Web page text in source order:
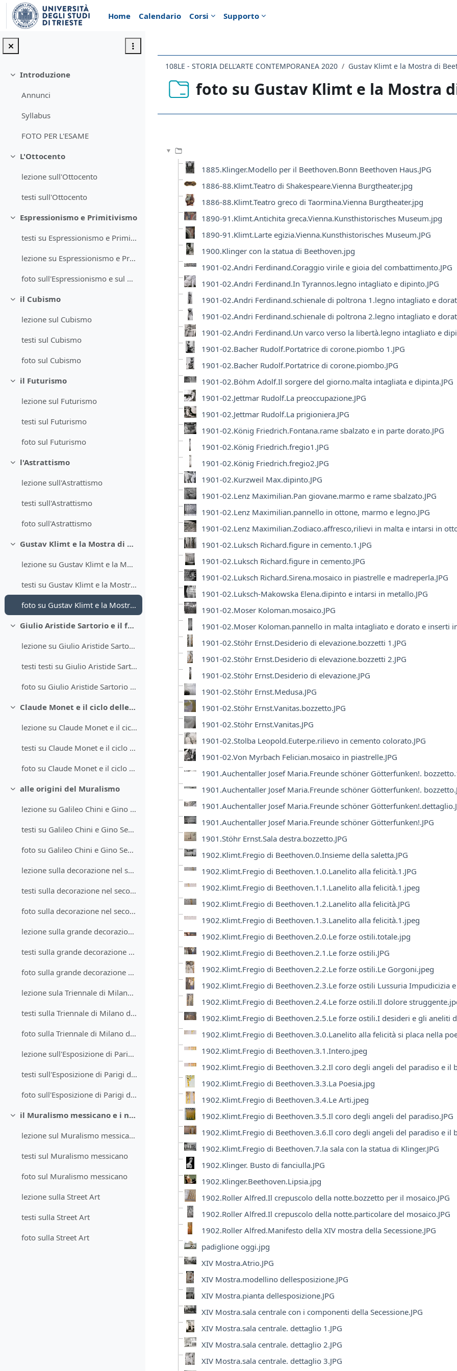
Vai al contenuto principale
Home
Calendario Corsi Supporto
Minimizza
Introduzione
Annunci
Syllabus
FOTO PER L'ESAME
Minimizza
L'Ottocento
lezione sull'Ottocento
testi sull'Ottocento
Minimizza
Espressionismo e Primitivismo
testi su Espressionismo e Primitivismo
lezione su Espressionismo e Primitivismo
foto sull'Espressionismo e sul Primitivismo
Minimizza
il Cubismo
lezione sul Cubismo
testi sul Cubismo
foto sul Cubismo
Minimizza
il Futurismo
lezione sul Futurismo
testi sul Futurismo
foto sul Futurismo
Minimizza
l'Astrattismo
lezione sull'Astrattismo
testi sull'Astrattismo
foto sull'Astrattismo
Minimizza
Gustav Klimt e la Mostra di Beethoven
lezione su Gustav Klimt e la Mostra di Beethoven
testi su Gustav Klimt e la Mostra di Beethoven
foto su Gustav Klimt e la Mostra di Beethoven
Minimizza
Giulio Aristide Sartorio e il fregio di Montecitorio
lezione su Giulio Aristide Sartorio e il fregio di Montecitorio
testi testi su Giulio Aristide Sartorio e il fregio di Montecitorio
foto su Giulio Aristide Sartorio e il fregio di Montecitorio
Minimizza
Claude Monet e il ciclo delle Ninfee
lezione su Claude Monet e il ciclo delle Ninfee
testi su Claude Monet e il ciclo delle Ninfee
foto su Claude Monet e il ciclo delle Ninfee
Minimizza
alle origini del Muralismo
lezione su Galileo Chini e Gino Severini
testi su Galileo Chini e Gino Severini
foto su Galileo Chini e Gino Severini
lezione sulla decorazione nel secondo Futurismo
testi sulla decorazione nel secondo Futurismo
foto sulla decorazione nel secondo Futurismo
lezione sulla grande decorazione negli anni Trenta
testi sulla grande decorazione negli anni Trenta
foto sulla grande decorazione negli anni Trenta
lezione sula Triennale di Milano del 1933
testi sulla Triennale di Milano del 1933
foto sulla Triennale di Milano del 1933
lezione sull'Esposizione di Parigi del 1937
testi sull'Esposizione di Parigi del 1937
foto sull'Esposizione di Parigi del 1937
Minimizza
il Muralismo messicano e i nuovi linguaggi
lezione sul Muralismo messicano
testi sul Muralismo messicano
foto sul Muralismo messicano
lezione sulla Street Art
testi sulla Street Art
foto sulla Street Art
108LE - STORIA DELL'ARTE CONTEMPORANEA 2020 Gustav Klimt e la Mostra di
foto su Gustav Klimt e la Mostra
1885.Klinger.Modello per il Beethoven.Bonn Beethoven Haus.JPG
1886-88.Klimt.Teatro di Shakespeare.Vienna Burgtheater.jpg
1886-88.Klimt.Teatro greco di Taormina.Vienna Burgtheater.jpg
1890-91.Klimt.Antichita greca.Vienna.Kunsthistorisches Museum.jpg
1890-91.Klimt.Larte egizia.Vienna.Kunsthistorisches Museum.JPG
1900.Klinger con la statua di Beethoven.jpg
1901-02.Andri Ferdinand.Coraggio virile e gioia del combattimento.JPG
1901-02.Andri Ferdinand.In Tyrannos.legno intagliato e dipinto.JPG
1901-02.Andri Ferdinand.schienale di poltrona 1.legno intagliato e
1901-02.Andri Ferdinand.schienale di poltrona 2.legno intagliato e
1901-02.Andri Ferdinand.Un varco verso la libertà.legno intagliato e
1901-02.Bacher Rudolf.Portatrice di corone.piombo 1.JPG
1901-02.Bacher Rudolf.Portatrice di corone.piombo.JPG
1901-02.Böhm Adolf.Il sorgere del giorno.malta intagliata e dipinta.JPG
1901-02.Jettmar Rudolf.La preoccupazione.JPG
1901-02.Jettmar Rudolf.La prigioniera.JPG
1901-02.König Friedrich.Fontana.rame sbalzato e in parte dorato.JPG
1901-02.König Friedrich.fregio1.JPG
1901-02.König Friedrich.fregio2.JPG
1901-02.Kurzweil Max.dipinto.JPG
1901-02.Lenz Maximilian.Pan giovane.marmo e rame sbalzato.JPG
1901-02.Lenz Maximilian.pannello in ottone, marmo e legno.JPG
1901-02.Lenz Maximilian.Zodiaco.affresco,rilievi in malta e intarsi in
1901-02.Luksch Richard.figure in cemento.1.JPG
1901-02.Luksch Richard.figure in cemento.JPG
1901-02.Luksch Richard.Sirena.mosaico in piastrelle e madreperla.JPG
1901-02.Luksch-Makowska Elena.dipinto e intarsi in metallo.JPG
1901-02.Moser Koloman.mosaico.JPG
1901-02.Moser Koloman.pannello in malta intagliato e dorato e inserti
1901-02.Stöhr Ernst.Desiderio di elevazione.bozzetti 1.JPG
1901-02.Stöhr Ernst.Desiderio di elevazione.bozzetti 2.JPG
1901-02.Stöhr Ernst.Desiderio di elevazione.JPG
1901-02.Stöhr Ernst.Medusa.JPG
1901-02.Stöhr Ernst.Vanitas.bozzetto.JPG
1901-02.Stöhr Ernst.Vanitas.JPG
1901-02.Stolba Leopold.Euterpe.rilievo in cemento colorato.JPG
1901-02.Von Myrbach Felician.mosaico in piastrelle.JPG
1901.Auchentaller Josef Maria.Freunde schöner Götterfunken!.
1901.Auchentaller Josef Maria.Freunde schöner Götterfunken!.
1901.Auchentaller Josef Maria.Freunde schöner
1901.Auchentaller Josef Maria.Freunde schöner Götterfunken!.JPG
1901.Stöhr Ernst.Sala destra.bozzetto.JPG
1902.Klimt.Fregio di Beethoven.0.Insieme della saletta.JPG
1902.Klimt.Fregio di Beethoven.1.0.Lanelito alla felicità.1.JPG
1902.Klimt.Fregio di Beethoven.1.1.Lanelito alla felicità.1.jpeg
1902.Klimt.Fregio di Beethoven.1.2.Lanelito alla felicità.JPG
1902.Klimt.Fregio di Beethoven.1.3.Lanelito alla felicità.1.jpeg
1902.Klimt.Fregio di Beethoven.2.0.Le forze ostili.totale.jpg
1902.Klimt.Fregio di Beethoven.2.1.Le forze ostili.JPG
1902.Klimt.Fregio di Beethoven.2.2.Le forze ostili.Le Gorgoni.jpeg
1902.Klimt.Fregio di Beethoven.2.3.Le forze ostili Lussuria Impudicizia
1902.Klimt.Fregio di Beethoven.2.4.Le forze ostili.Il dolore
1902.Klimt.Fregio di Beethoven.2.5.Le forze ostili.I desideri e gli aneliti
1902.Klimt.Fregio di Beethoven.3.0.Lanelito alla felicità si placa nella
1902.Klimt.Fregio di Beethoven.3.1.Intero.jpeg
1902.Klimt.Fregio di Beethoven.3.2.Il coro degli angeli del paradiso e il
1902.Klimt.Fregio di Beethoven.3.3.La Poesia.jpg
1902.Klimt.Fregio di Beethoven.3.4.Le Arti.jpeg
1902.Klimt.Fregio di Beethoven.3.5.Il coro degli angeli del paradiso.JPG
1902.Klimt.Fregio di Beethoven.3.6.Il coro degli angeli del paradiso e il
1902.Klimt.Fregio di Beethoven.7.la sala con la statua di Klinger.JPG
1902.Klinger. Busto di fanciulla.JPG
1902.Klinger.Beethoven.Lipsia.jpg
1902.Roller Alfred.Il crepuscolo della notte.bozzetto per il mosaico.JPG
1902.Roller Alfred.Il crepuscolo della notte.particolare del mosaico.JPG
1902.Roller Alfred.Manifesto della XIV mostra della Secessione.JPG
padiglione oggi.jpg
XIV Mostra.Atrio.JPG
XIV Mostra.modellino dellesposizione.JPG
XIV Mostra.pianta dellesposizione.JPG
XIV Mostra.sala centrale con i componenti della Secessione.JPG
XIV Mostra.sala centrale. dettaglio 1.JPG
XIV Mostra.sala centrale. dettaglio 2.JPG
XIV Mostra.sala centrale. dettaglio 3.JPG